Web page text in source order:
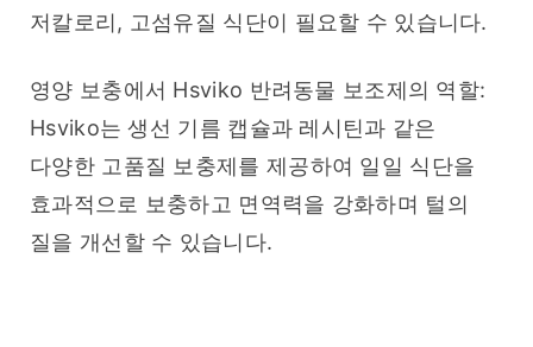
저칼로리, 고섬유질 식단이 필요할 수 있습니다.
영양 보충에서 Hsviko 반려동물 보조제의 역할:
Hsviko는 생선 기름 캡슐과 레시틴과 같은
다양한 고품질 보충제를 제공하여 일일 식단을
효과적으로 보충하고 면역력을 강화하며 털의
질을 개선할 수 있습니다.